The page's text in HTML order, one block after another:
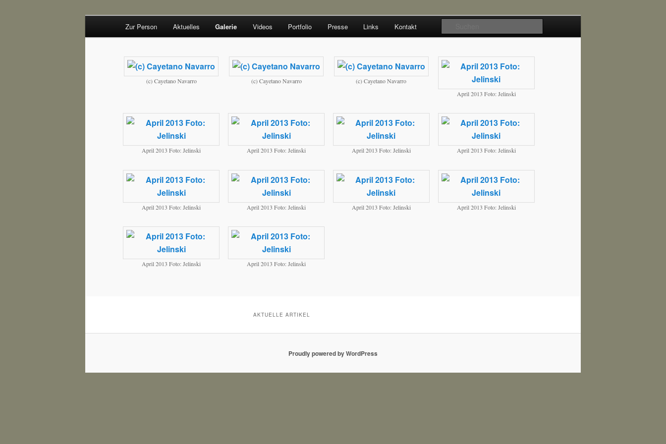
Joachim Bauer
Zum Inhalt wechseln
Zum sekundären Inhalt wechseln
Zur Person Aktuelles Galerie Videos Portfolio Presse Links Kontakt
(c) Cayetano Navarro (c) Cayetano Navarro
(c) Cayetano Navarro
April 2013 Foto: Jelinski
April 2013 Foto: Jelinski April 2013 Foto: Jelinski April 2013 Foto: Jelinski April 2013 Foto: Jelinski
April 2013 Foto: Jelinski April 2013 Foto: Jelinski April 2013 Foto: Jelinski April 2013 Foto: Jelinski
April 2013 Foto: Jelinski April 2013 Foto: Jelinski
AKTUELLE ARTIKEL
Proudly powered by WordPress